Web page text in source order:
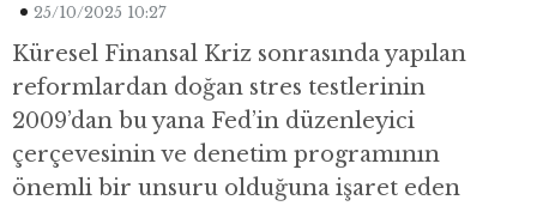
25/10/2025 10:27
Küresel Finansal Kriz sonrasında yapılan
reformlardan doğan stres testlerinin
2009’dan bu yana Fed’in düzenleyici
çerçevesinin ve denetim programının
önemli bir unsuru olduğuna işaret eden